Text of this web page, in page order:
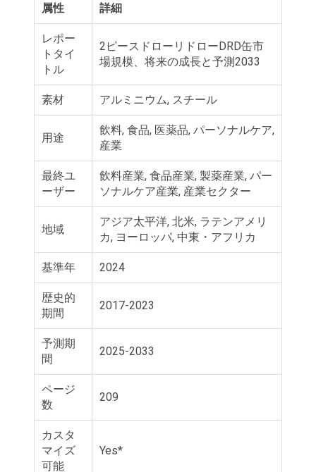
属性 詳細
レポー
トタイ
トル
2ピースドローリドローDRD缶市
場規模、将来の成長と予測2033
素材 アルミニウム, スチール
用途
飲料, 食品, 医薬品, パーソナルケア,
産業
最終ユ
ーザー
飲料産業, 食品産業, 製薬産業, パー
ソナルケア産業, 産業セクター
地域
アジア太平洋, 北米, ラテンアメリ
カ, ヨーロッパ, 中東・アフリカ
基準年 2024
歴史的
期間
2017-2023
予測期
間
2025-2033
ページ
数
209
カスタ
マイズ
可能
Yes*